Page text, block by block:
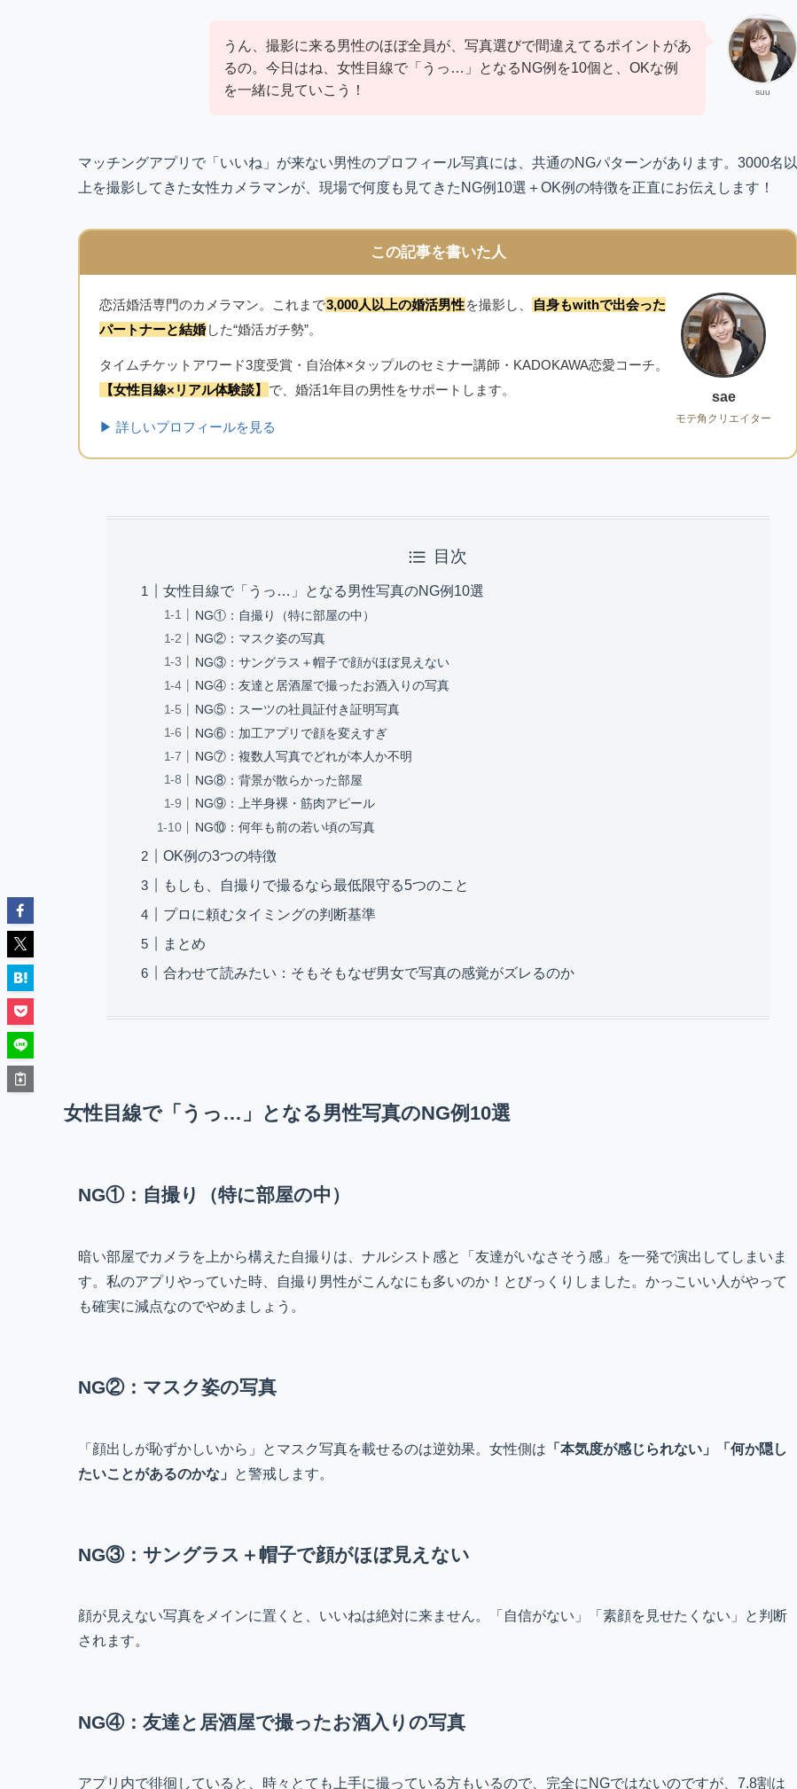
suu
うん、撮影に来る男性のほぼ全員が、写真選びで間違えてるポイントがあ
るの。今日はね、女性目線で「うっ…」となるNG例を10個と、OKな例
を一緒に見ていこう！
マッチングアプリで「いいね」が来ない男性のプロフィール写真には、共通のNGパターンがあります。3000名以
上を撮影してきた女性カメラマンが、現場で何度も見てきたNG例10選＋OK例の特徴を正直にお伝えします！
この記事を書いた人
恋活婚活専門のカメラマン。これまで3,000人以上の婚活男性を撮影し、
自身もwithで出会った
パートナーと結婚 した“婚活ガチ勢”。
タイムチケットアワード3度受賞・自治体×タップルのセミナー講師・KADOKAWA恋愛コーチ。
【女性目線×リアル体験談】
で、婚活1年目の男性をサポートします。
▶ 詳しいプロフィールを見る
sae
モテ角クリエイター
目次
女性目線で「うっ…」となる男性写真のNG例10選
NG①：自撮り（特に部屋の中）
NG②：マスク姿の写真
NG③：サングラス＋帽子で顔がほぼ見えない
NG④：友達と居酒屋で撮ったお酒入りの写真
NG⑤：スーツの社員証付き証明写真
NG⑥：加工アプリで顔を変えすぎ
NG⑦：複数人写真でどれが本人か不明
NG⑧：背景が散らかった部屋
NG⑨：上半身裸・筋肉アピール
NG⑩：何年も前の若い頃の写真
OK例の3つの特徴
もしも、自撮りで撮るなら最低限守る5つのこと
プロに頼むタイミングの判断基準
まとめ
合わせて読みたい：そもそもなぜ男女で写真の感覚がズレるのか
女性目線で「うっ…」となる男性写真のNG例10選
NG①：自撮り（特に部屋の中）
暗い部屋でカメラを上から構えた自撮りは、ナルシスト感と「友達がいなさそう感」を一発で演出してしまいま
す。私のアプリやっていた時、自撮り男性がこんなにも多いのか！とびっくりしました。かっこいい人がやって
も確実に減点なのでやめましょう。
NG②：マスク姿の写真
「顔出しが恥ずかしいから」とマスク写真を載せるのは逆効果。女性側は 「本気度が感じられない」「何か隠し
たいことがあるのかな」
と警戒します。
NG③：サングラス＋帽子で顔がほぼ見えない
顔が見えない写真をメインに置くと、いいねは絶対に来ません。「自信がない」「素顔を見せたくない」と判断
されます。
NG④：友達と居酒屋で撮ったお酒入りの写真
アプリ内で徘徊していると、時々とても上手に撮っている方もいるので、完全にNGではないのですが、7.8割は